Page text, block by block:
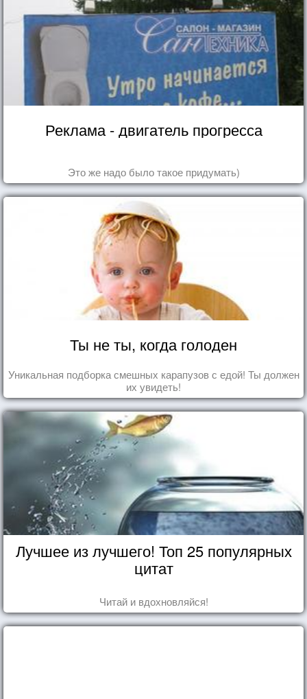
Реклама - двигатель прогресса
Это же надо было такое придумать)
Ты не ты, когда голоден
Уникальная подборка смешных карапузов с едой! Ты должен
их увидеть!
Лучшее из лучшего! Топ 25 популярных
цитат
Читай и вдохновляйся!